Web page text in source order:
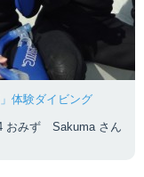
体験ダイビング
おみず Sakuma さん